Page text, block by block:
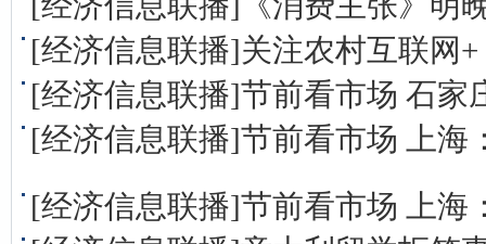
[经济信息联播]关注农村互联网
[经济信息联播]节前看市场 石家
[经济信息联播]节前看市场 上海
[经济信息联播]节前看市场 上海